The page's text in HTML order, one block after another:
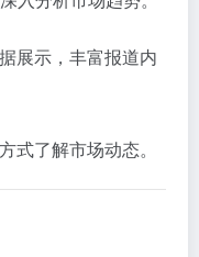
展示，丰富报道内
式了解市场动态。